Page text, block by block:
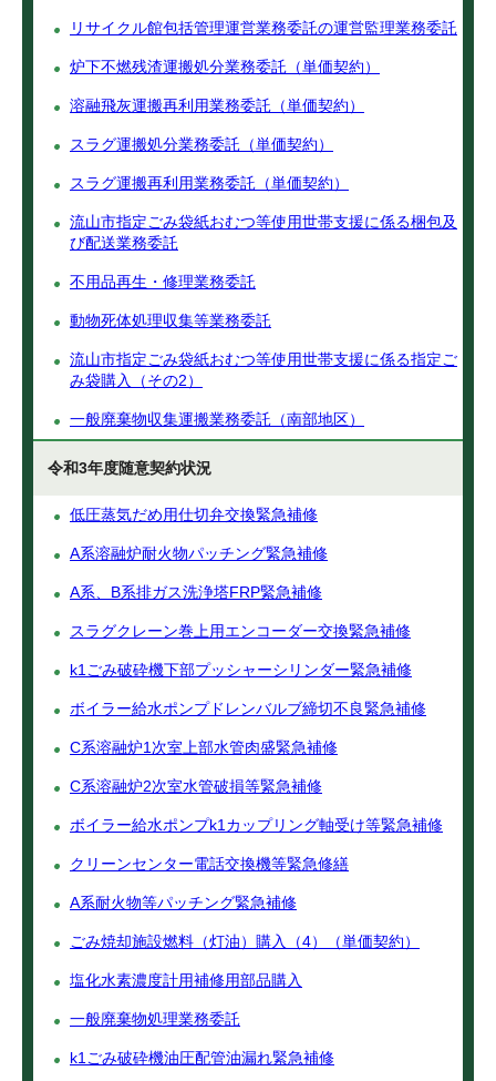
リサイクル館包括管理運営業務委託の運営監理業務委託
炉下不燃残渣運搬処分業務委託（単価契約）
溶融飛灰運搬再利用業務委託（単価契約）
スラグ運搬処分業務委託（単価契約）
スラグ運搬再利用業務委託（単価契約）
流山市指定ごみ袋紙おむつ等使用世帯支援に係る梱包及
び配送業務委託
不用品再生・修理業務委託
動物死体処理収集等業務委託
流山市指定ごみ袋紙おむつ等使用世帯支援に係る指定ご
み袋購入（その2）
一般廃棄物収集運搬業務委託（南部地区）
令和3年度随意契約状況
低圧蒸気だめ用仕切弁交換緊急補修
A系溶融炉耐火物パッチング緊急補修
A系、B系排ガス洗浄塔FRP緊急補修
スラグクレーン巻上用エンコーダー交換緊急補修
k1ごみ破砕機下部プッシャーシリンダー緊急補修
ボイラー給水ポンプドレンバルブ締切不良緊急補修
C系溶融炉1次室上部水管肉盛緊急補修
C系溶融炉2次室水管破損等緊急補修
ボイラー給水ポンプk1カップリング軸受け等緊急補修
クリーンセンター電話交換機等緊急修繕
A系耐火物等パッチング緊急補修
ごみ焼却施設燃料（灯油）購入（4）（単価契約）
塩化水素濃度計用補修用部品購入
一般廃棄物処理業務委託
k1ごみ破砕機油圧配管油漏れ緊急補修